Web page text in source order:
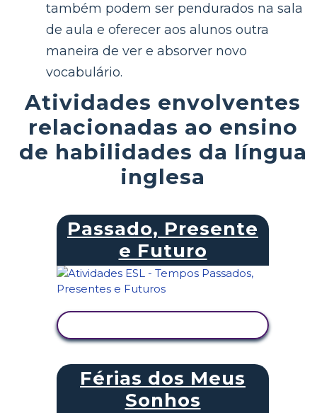
também podem ser pendurados na sala
de aula e oferecer aos alunos outra
maneira de ver e absorver novo
vocabulário.
Atividades envolventes
relacionadas ao ensino
de habilidades da língua
inglesa
Passado, Presente
e Futuro
Férias dos Meus
Sonhos